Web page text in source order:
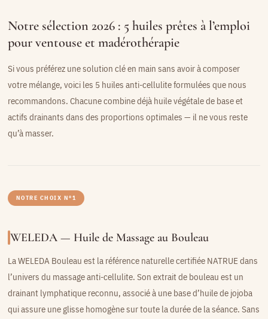
Notre sélection 2026 : 5 huiles prêtes à l’emploi
pour ventouse et madérothérapie
Si vous préférez une solution clé en main sans avoir à composer
votre mélange, voici les 5 huiles anti-cellulite formulées que nous
recommandons. Chacune combine déjà huile végétale de base et
actifs drainants dans des proportions optimales — il ne vous reste
qu’à masser.
NOTRE CHOIX N°1
WELEDA — Huile de Massage au Bouleau
La WELEDA Bouleau est la référence naturelle certifiée NATRUE dans
l’univers du massage anti-cellulite. Son extrait de bouleau est un
drainant lymphatique reconnu, associé à une base d’huile de jojoba
qui assure une glisse homogène sur toute la durée de la séance. Sans